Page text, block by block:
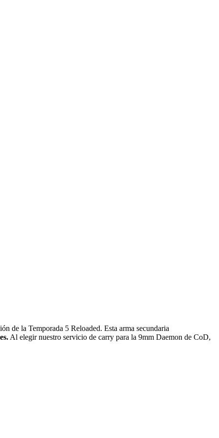
de la Temporada 5 Reloaded. Esta arma secundaria
Al elegir nuestro servicio de carry para la 9mm Daemon de CoD,